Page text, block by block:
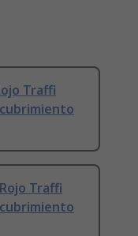
Traffi
Traffi